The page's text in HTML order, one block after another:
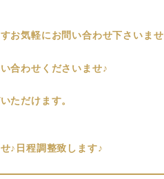
お気軽にお問い合わせ下さいませ
合わせくださいませ♪
ただけます。
♪日程調整致します♪